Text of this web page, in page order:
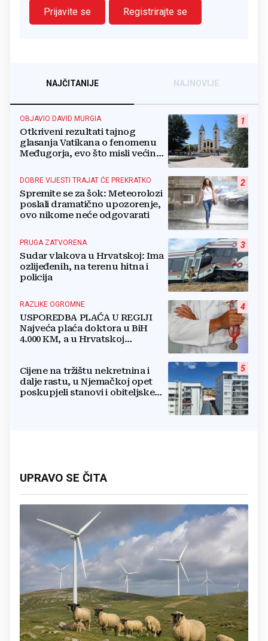
Prijavite se
Registrirajte se
NAJČITANIJE NAJNOVIJE
1
OBJAVIO DAVID MURGIA
Otkriveni rezultati tajnog
glasanja Vatikana o fenomenu
Međugorja, evo što misli većina
2
DOBRE VIJESTI TRAJAT ĆE PREKRATKO
Spremite se za šok: Meteorolozi
poslali dramatično upozorenje,
ovo nikome neće odgovarati
3
PRUGA ZATVORENA
Sudar vlakova u Hrvatskoj: Ima
ozlijeđenih, na terenu hitna i
policija
4
RAZLIKE OGROMNE
USPOREDBA PLAĆA U REGIJI
Najveća plaća doktora u BiH
4.000 KM, a u Hrvatskoj
5
Cijene na tržištu nekretnina i
dalje rastu, u Njemačkoj opet
poskupjeli stanovi i obiteljske
UPRAVO SE ČITA